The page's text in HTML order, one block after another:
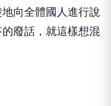
向全體國人進行說
廢話，就這樣想混